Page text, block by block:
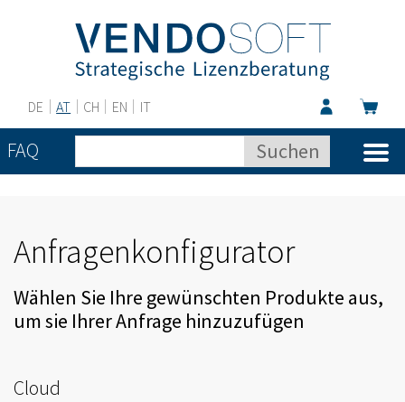
DE AT CH EN IT
FAQ
Anfragenkonfigurator
Wählen Sie Ihre gewünschten Produkte aus,
um sie Ihrer Anfrage hinzuzufügen
Cloud